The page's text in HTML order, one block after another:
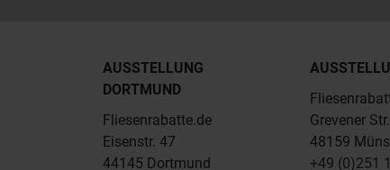
AUSSTELLUNG
DORTMUND
Fliesenrabatte.de
Eisenstr. 47
44145 Dortmund
Grevener
48159
+49 (0)251